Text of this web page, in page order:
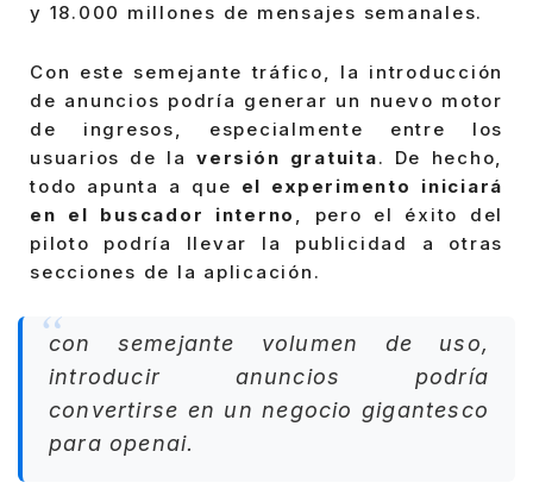
y 18.000 millones de mensajes semanales.
Con este semejante tráfico, la introducción
de anuncios podría generar un nuevo motor
de ingresos, especialmente entre los
usuarios de la versión gratuita. De hecho,
todo apunta a que el experimento iniciará
en el buscador interno
, pero el éxito del
piloto podría llevar la publicidad a otras
secciones de la aplicación.
con semejante volumen de uso,
introducir anuncios podría
convertirse en un negocio gigantesco
para openai.